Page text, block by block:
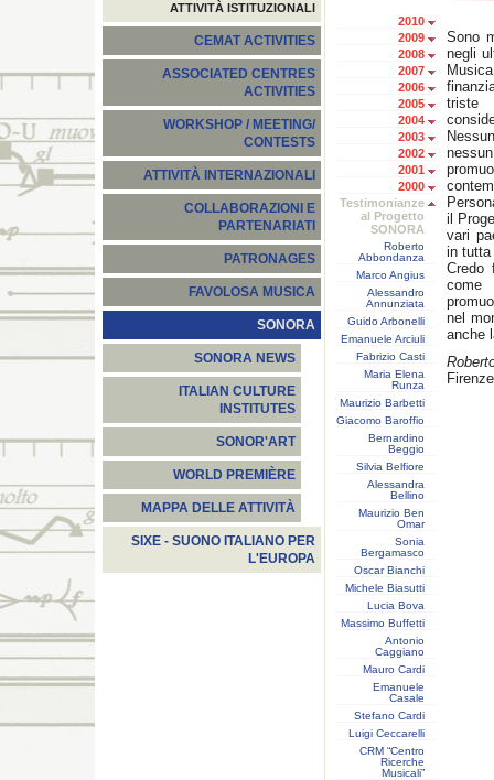
ATTIVITÀ ISTITUZIONALI
CEMAT ACTIVITIES
ASSOCIATED CENTRES
ACTIVITIES
WORKSHOP / MEETING/
CONTESTS
ATTIVITÀ INTERNAZIONALI
COLLABORAZIONI E
PARTENARIATI
PATRONAGES
FAVOLOSA MUSICA
SONORA
SONORA NEWS
ITALIAN CULTURE
INSTITUTES
SONOR'ART
WORLD PREMIÈRE
MAPPA DELLE ATTIVITÀ
SIXE - SUONO ITALIANO PER
L'EUROPA
2010
2009
2008
2007
2006
2005
2004
2003
2002
2001
2000
Testimonianze
al Progetto
SONORA
Roberto
Abbondanza
Marco Angius
Alessandro
Annunziata
Guido Arbonelli
Emanuele Arciuli
Fabrizio Casti
Maria Elena
Runza
Maurizio Barbetti
Giacomo Baroffio
Bernardino
Beggio
Silvia Belfiore
Alessandra
Bellino
Maurizio Ben
Omar
Sonia
Bergamasco
Oscar Bianchi
Michele Biasutti
Lucia Bova
Massimo Buffetti
Antonio
Caggiano
Mauro Cardi
Emanuele
Casale
Stefano Cardi
Luigi Ceccarelli
CRM “Centro
Ricerche
Musicali”
Sono
negli
triste
il
vari
in tutta
Credo
come
nel
anche